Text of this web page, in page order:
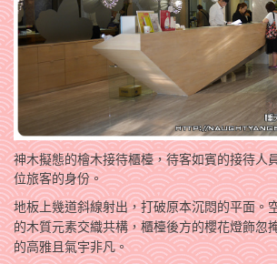
神木擬態的檜木接待櫃檯，待客如賓的接待人
位旅客的身份。
地板上幾道斜線射出，打破原本沉悶的平面。
的木質元素交織共構，櫃檯後方的櫻花燈飾忽
的高雅且氣宇非凡。